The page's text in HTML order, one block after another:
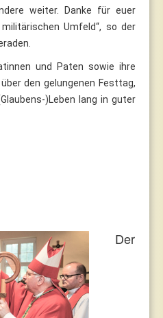
weiter. Danke für euer
Umfeld“, so der
und Paten sowie ihre
den gelungenen Festtag,
)Leben lang in guter
Der